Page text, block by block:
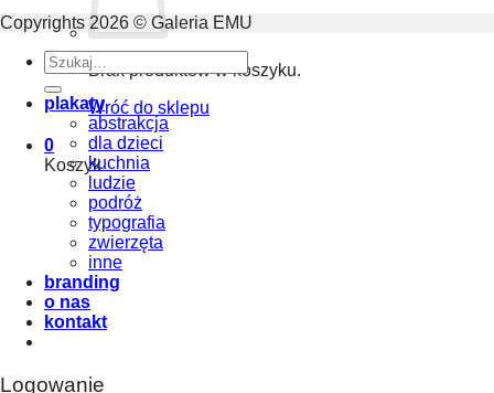
Brak produktów w koszyku.
Wróć do sklepu
0
Koszyk
Copyrights 2026 © Galeria EMU
Szukaj:
plakaty
abstrakcja
dla dzieci
kuchnia
ludzie
podróż
typografia
zwierzęta
inne
branding
o nas
kontakt
Logowanie